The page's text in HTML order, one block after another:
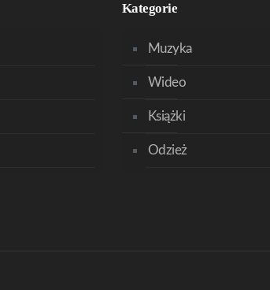
Kategorie
Muzyka
Wideo
Książki
Odzież